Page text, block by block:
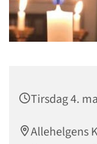
Tirsdag 4.
Allehelgens